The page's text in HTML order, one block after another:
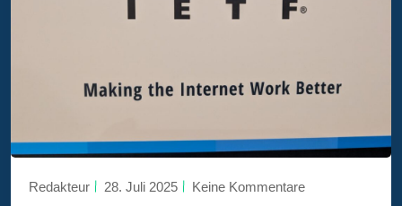
Redakteur 28. Juli 2025 Keine Kommentare